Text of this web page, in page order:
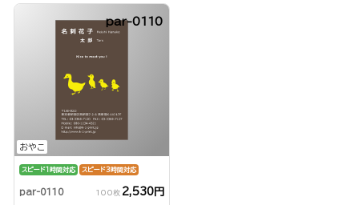
おやこ
par-0110
スピード1時間対応 スピード3時間対応
par-0110 100枚 2,530円